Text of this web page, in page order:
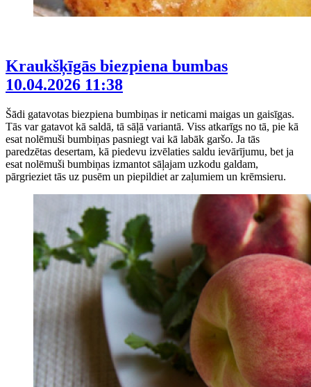
Kraukšķīgās biezpiena bumbas
10.04.2026 11:38
Šādi gatavotas biezpiena bumbiņas ir neticami maigas un gaisīgas.
Tās var gatavot kā saldā, tā sāļā variantā. Viss atkarīgs no tā, pie kā
esat nolēmuši bumbiņas pasniegt vai kā labāk garšo. Ja tās
paredzētas desertam, kā piedevu izvēlaties saldu ievārījumu, bet ja
esat nolēmuši bumbiņas izmantot sāļajam uzkodu galdam,
pārgrieziet tās uz pusēm un piepildiet ar zaļumiem un krēmsieru.